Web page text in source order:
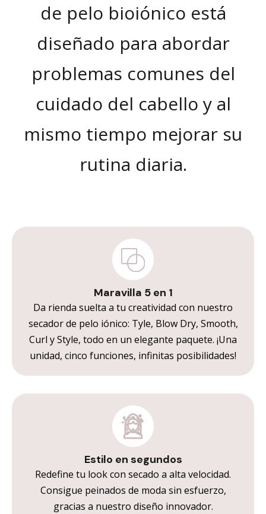
de pelo bioiónico está
diseñado para abordar
problemas comunes del
cuidado del cabello y al
mismo tiempo mejorar su
rutina diaria.
Maravilla 5 en 1
Da rienda suelta a tu creatividad con nuestro
secador de pelo iónico: Tyle, Blow Dry, Smooth,
Curl y Style, todo en un elegante paquete. ¡Una
unidad, cinco funciones, infinitas posibilidades!
Estilo en segundos
Redefine tu look con secado a alta velocidad.
Consigue peinados de moda sin esfuerzo,
gracias a nuestro diseño innovador.